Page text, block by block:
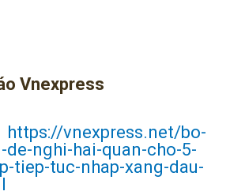
Vnexpress
https://vnexpress.net/bo-
nghi-hai-quan-cho-5-
tiep-tuc-nhap-xang-dau-